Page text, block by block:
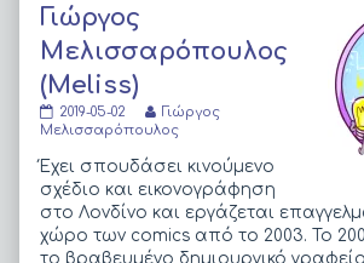
Γιώργος
Μελισσαρόπουλος
(Meliss)
Γιώργος
Μελισσαρόπουλος
published
on
2019-05-02
Read
more
by
the
author
of
Γιώργος
Μελισσαρόπουλος
Γιώργος
Μελισσαρόπουλος
Έχει σπουδάσει κινούμενο
σχέδιο και εικονογράφηση
στο Λονδίνο και εργάζεται
χώρο των comics από το 2003. Το
το βραβευμένο δημιουργικό